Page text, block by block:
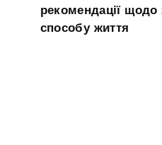
рекомендації щодо
способу життя